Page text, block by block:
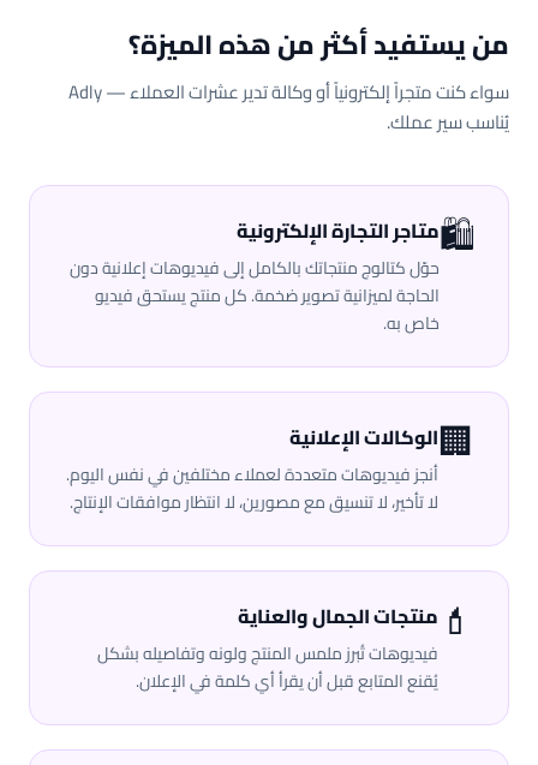
من يستفيد أكثر من هذه الميزة؟
سواء كنت متجراً إلكترونياً أو وكالة تدير عشرات العملاء — Adly
يُناسب سير عملك.
🛍️متاجر التجارة الإلكترونية
حوّل كتالوج منتجاتك بالكامل إلى فيديوهات إعلانية دون
الحاجة لميزانية تصوير ضخمة. كل منتج يستحق فيديو
خاص به.
🏢الوكالات الإعلانية
أنجز فيديوهات متعددة لعملاء مختلفين في نفس اليوم.
لا تأخير، لا تنسيق مع مصورين، لا انتظار موافقات الإنتاج.
💄 منتجات الجمال والعناية
فيديوهات تُبرز ملمس المنتج ولونه وتفاصيله بشكل
يُقنع المتابع قبل أن يقرأ أي كلمة في الإعلان.